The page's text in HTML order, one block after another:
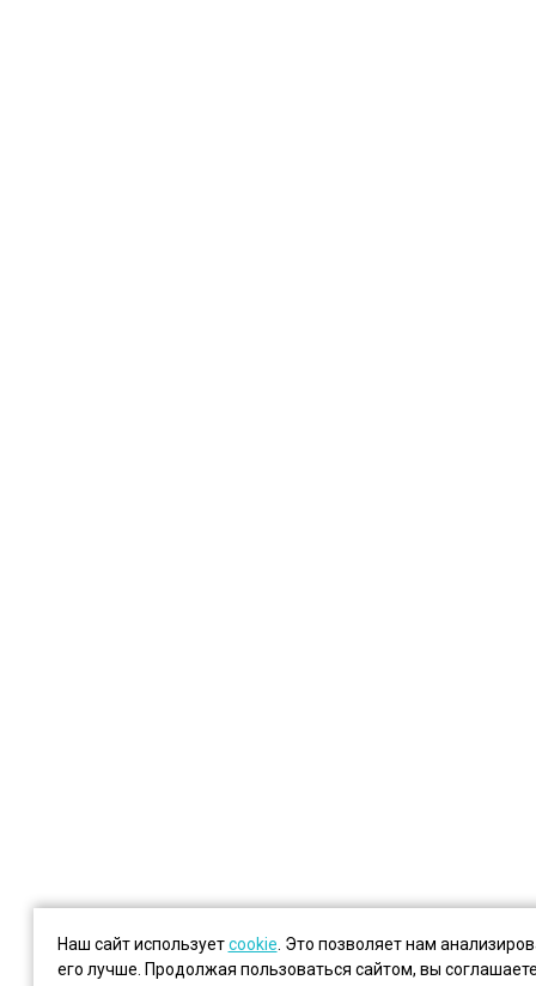
Наш сайт используетcookie . Это позволяет нам
его лучше. Продолжая пользоваться сайтом, вы